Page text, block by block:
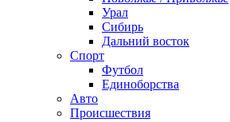
Урал
Сибирь
Дальний восток
Спорт
Футбол
Единоборства
Авто
Происшествия